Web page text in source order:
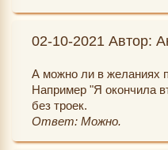
02-10-2021 Автор:
А можно ли в желаниях
Например "Я окончила
без троек.
Ответ: Можно.